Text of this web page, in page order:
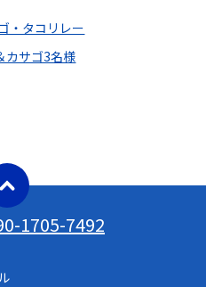
・タコリレー
カサゴ3名様
1705-7492